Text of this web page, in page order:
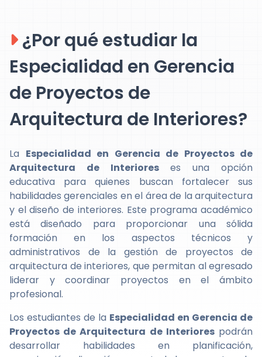
¿Por qué estudiar la
Especialidad en Gerencia
de Proyectos de
Arquitectura de Interiores?
La Especialidad en Gerencia de Proyectos de
Arquitectura de Interioreses una opción
educativa para quienes buscan fortalecer sus
habilidades gerenciales en el área de la arquitectura
y el diseño de interiores. Este programa académico
está diseñado para proporcionar una sólida
formación en los aspectos técnicos y
administrativos de la gestión de proyectos de
arquitectura de interiores, que permitan al egresado
liderar y coordinar proyectos en el ámbito
profesional.
Los estudiantes de la Especialidad en Gerencia de
Proyectos de Arquitectura de Interiorespodrán
desarrollar habilidades en planificación,